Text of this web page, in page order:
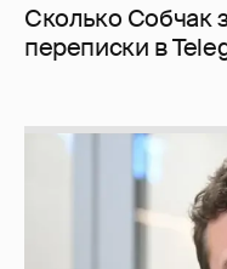
Сколько Собчак
перeписки в